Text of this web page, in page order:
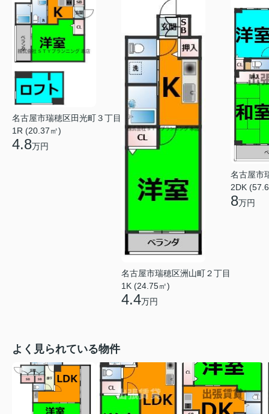
名古屋市瑞穂区田光町３丁目
1R (20.37㎡)
4.8万円
名古屋市瑞穂区洲山町２丁目
1K (24.75㎡)
4.4万円
名古屋市
2DK
8万円
よく見られている物件